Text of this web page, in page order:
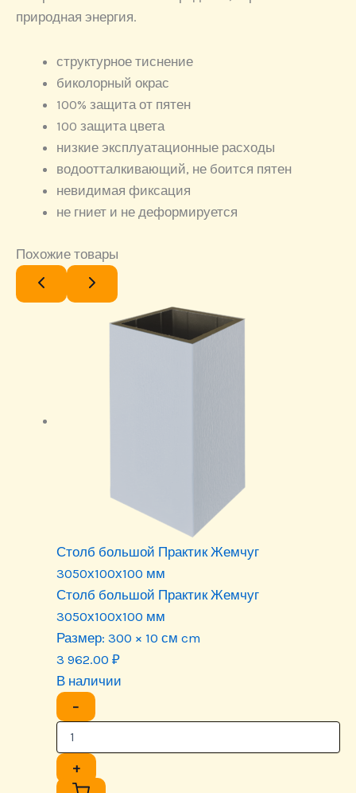
природная энергия.
структурное тиснение
биколорный окрас
100% защита от пятен
100 защита цвета
низкие эксплуатационные расходы
водоотталкивающий, не боится пятен
невидимая фиксация
не гниет и не деформируется
Похожие товары
Столб большой Практик Жемчуг
3050х100х100 мм
Столб большой Практик Жемчуг
3050х100х100 мм
Размер: 300 × 10 см cm
3 962.00 ₽
В наличии
−
+